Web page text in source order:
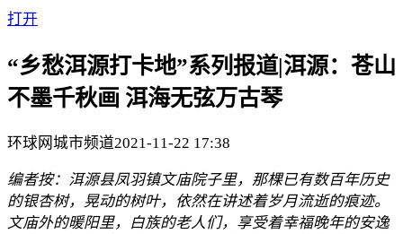
打开
“乡愁洱源打卡地”系列报道|洱源：苍山
不墨千秋画 洱海无弦万古琴
环球网城市频道2021-11-22 17:38
编者按： 洱源县凤羽镇文庙院子里，那棵已有数百年历史
的银杏树，晃动的树叶， 依然在讲述着岁月流逝的痕迹。
文庙外的暖阳里，白族的老人们，享受着幸福晚年的安逸